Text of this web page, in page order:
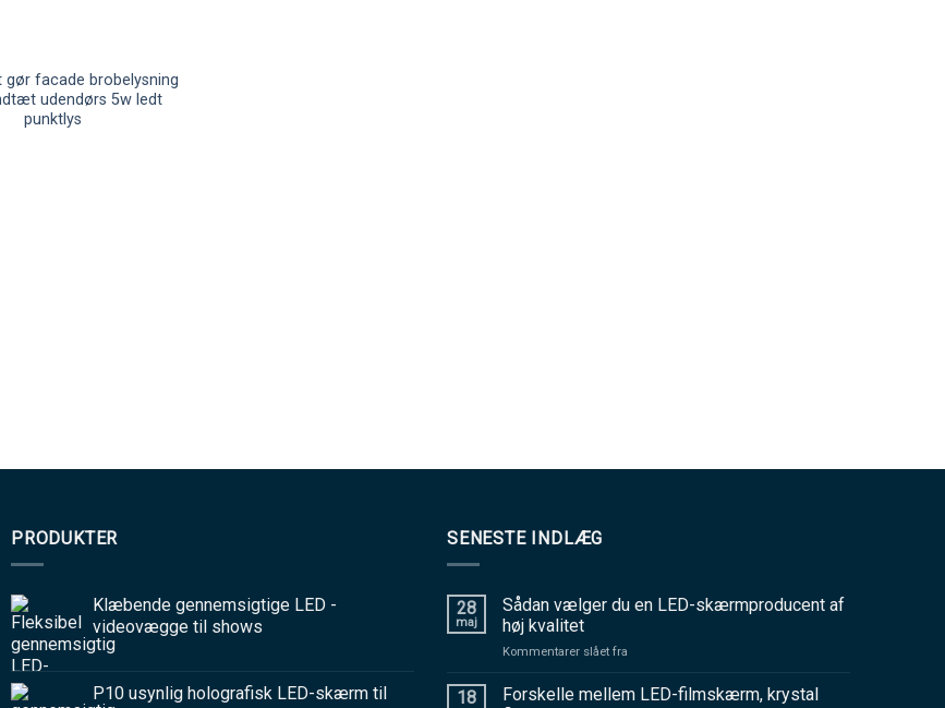
gør facade brobelysning
udendørs 5w ledt
punktlys
PRODUKTER
Klæbende gennemsigtige LED -
videovægge til shows
P10 usynlig holografisk LED-skærm til
SENESTE INDLÆG
28
maj
Sådan vælger du en LED-skærmproducent af
høj kvalitet
Kommentarer slået frapå
vælger
18
Forskelle mellem LED-filmskærm, krystal